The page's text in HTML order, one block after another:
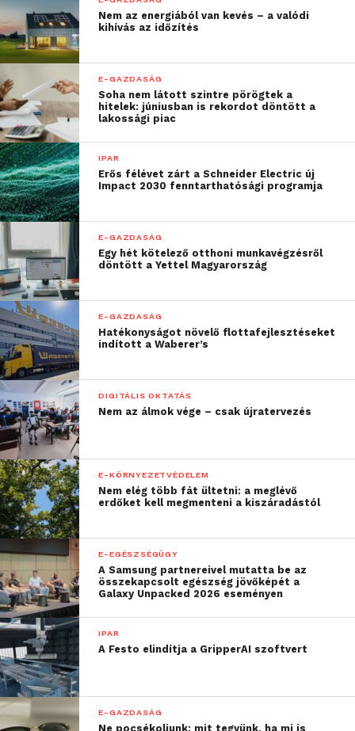
Nem az energiából van kevés – a valódi
kihívás az időzítés
E-GAZDASÁG
Soha nem látott szintre pörögtek a
hitelek: júniusban is rekordot döntött a
lakossági piac
IPAR
Erős félévet zárt a Schneider Electric új
Impact 2030 fenntarthatósági programja
E-GAZDASÁG
Egy hét kötelező otthoni munkavégzésről
döntött a Yettel Magyarország
E-GAZDASÁG
Hatékonyságot növelő flottafejlesztéseket
indított a Waberer’s
DIGITÁLIS OKTATÁS
Nem az álmok vége – csak újratervezés
E-KÖRNYEZETVÉDELEM
Nem elég több fát ültetni: a meglévő
erdőket kell megmenteni a kiszáradástól
E-EGÉSZSÉGÜGY
A Samsung partnereivel mutatta be az
összekapcsolt egészség jövőképét a
Galaxy Unpacked 2026 eseményen
IPAR
A Festo elindítja a GripperAI szoftvert
E-GAZDASÁG
Ne pocsékoljunk: mit tegyünk, ha mi is